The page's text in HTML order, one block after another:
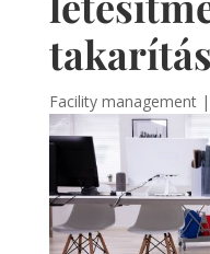
Facility management|